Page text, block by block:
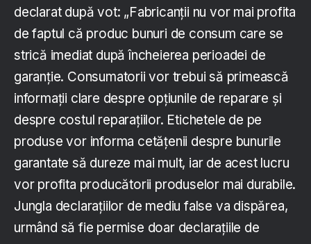
declarat după vot: „Fabricanții nu vor mai profita
de faptul că produc bunuri de consum care se
strică imediat după încheierea perioadei de
garanție. Consumatorii vor trebui să primească
informații clare despre opțiunile de reparare și
despre costul reparațiilor. Etichetele de pe
produse vor informa cetățenii despre bunurile
garantate să dureze mai mult, iar de acest lucru
vor profita producătorii produselor mai durabile.
Jungla declarațiilor de mediu false va dispărea,
urmând să fie permise doar declarațiile de